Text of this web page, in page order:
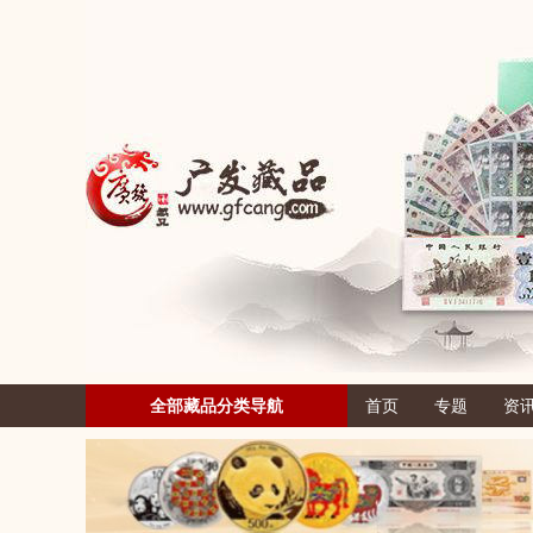
全部藏品分类导航 首页 专题 资